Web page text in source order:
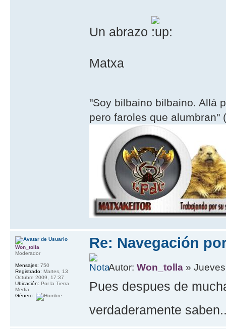
Un abrazo
Matxa
"Soy bilbaino bilbaino. Allá
pero faroles que alumbran"
Re: Navegación
Autor:Won_tolla »
Pues despues de
verdaderamente
Won_tolla
Moderador
Mensajes: 750
Registrado: Martes, 13
Octubre 2009, 17:37
Ubicación: Por la Tierra
Media
Género: